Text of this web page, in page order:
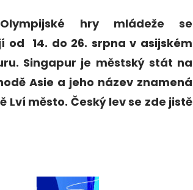
hry mládeže se
od 14. do 26. srpna v asijském
Singapur je městský stát na
Asie a jeho název znamená
Lví město. Český lev se zde jistě